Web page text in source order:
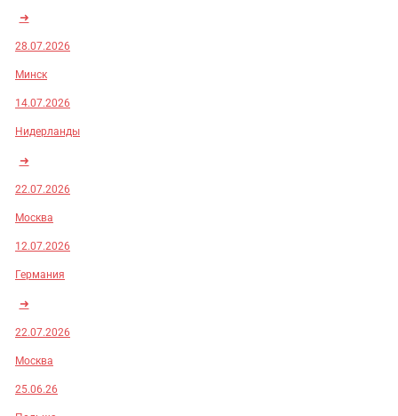
➜
28.07.2026
Минск
14.07.2026
Нидерланды
➜
22.07.2026
Москва
12.07.2026
Германия
➜
22.07.2026
Москва
25.06.26